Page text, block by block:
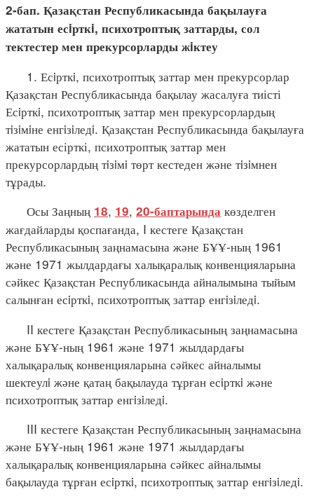
2-бап. Қазақстан Республикасында бақылауға
жататын есiрткi, психотроптық заттарды, сол
тектестер мен прекурсорларды жiктеу
1. Есiрткi, психотроптық заттар мен прекурсорлар
Қазақстан Республикасында бақылау жасалуға тиісті
Есiрткi, психотроптық заттар мен прекурсорлардың
тiзiмiне енгiзiледi. Қазақстан Республикасында бақылауға
жататын есірткі, психотроптық заттар мен
прекурсорлардың тiзiмi төрт кестеден және тiзiмнен
тұрады.
Осы Заңның 18, 19, 20-баптарында көзделген
жағдайларды қоспағанда, I кестеге Қазақстан
Республикасының заңнамасына және БҰҰ-ның 1961
және 1971 жылдардағы халықаралық конвенцияларына
сәйкес Қазақстан Республикасында айналымына тыйым
салынған есiрткi, психотроптық заттар енгiзiледi.
II кестеге Қазақстан Республикасының заңнамасына
және БҰҰ-ның 1961 және 1971 жылдардағы
халықаралық конвенцияларына сәйкес айналымы
шектеулi және қатаң бақылауда тұрған есiрткi және
психотроптық заттар енгiзiледi.
III кестеге Қазақстан Республикасының заңнамасына
және БҰҰ-ның 1961 және 1971 жылдардағы
халықаралық конвенцияларына сәйкес айналымы
бақылауда тұрған есiрткi, психотроптық заттар енгiзiледi.